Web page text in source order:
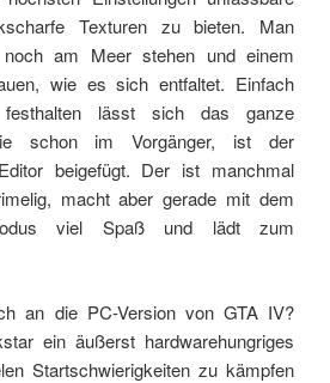
Texturen zu bieten. Man
am Meer stehen und einem
wie es sich entfaltet. Einfach
festhalten lässt sich das ganze
schon im Vorgänger, ist der
beigefügt. Der ist manchmal
macht aber gerade mit dem
viel Spaß und lädt zum
an die PC-Version von GTA IV?
ein äußerst hardwarehungriges
Startschwierigkeiten zu kämpfen